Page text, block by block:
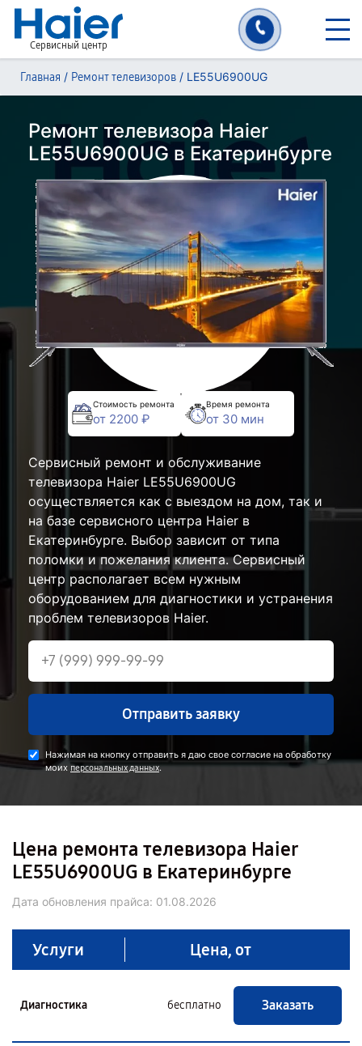
Сервисный центр
Главная / Ремонт телевизоров / LE55U6900UG
Ремонт телевизора Haier
LE55U6900UG в Екатеринбурге
Стоимость ремонта
от 2200 ₽
Время ремонта
от 30 мин
Сервисный ремонт и обслуживание
телевизора Haier LE55U6900UG
осуществляется как с выездом на дом, так и
на базе сервисного центра Haier в
Екатеринбурге. Выбор зависит от типа
поломки и пожелания клиента. Сервисный
центр располагает всем нужным
оборудованием для диагностики и устранения
проблем телевизоров Haier.
Отправить заявку
Нажимая на кнопку отправить я даю свое согласие на обработку
моих персональных данных.
Цена ремонта телевизора Haier
LE55U6900UG в Екатеринбурге
Дата обновления прайса: 01.08.2026
Услуги Цена, от
Диагностика бесплатно Заказать